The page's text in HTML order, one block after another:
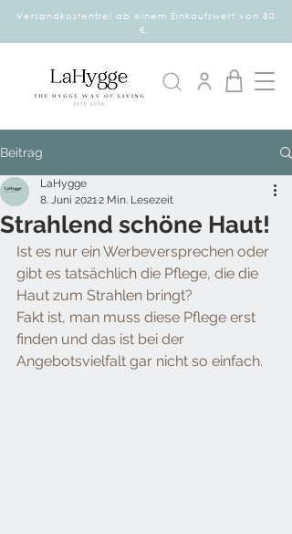
Versandkostenfrei ab einem Einkaufswert von 80
€.
Beitrag
Strahlend schöne Haut!
LaHygge
8. Juni 20212 Min. Lesezeit
Ist es nur ein Werbeversprechen oder
gibt es tatsächlich die Pflege, die die
Haut zum Strahlen bringt?
Fakt ist, man muss diese Pflege erst
finden und das ist bei der
Angebotsvielfalt gar nicht so einfach.